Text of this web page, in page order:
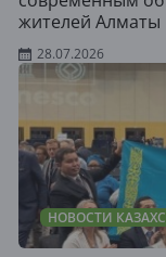
жителей Алматы
28.07.2026
НОВОСТИ